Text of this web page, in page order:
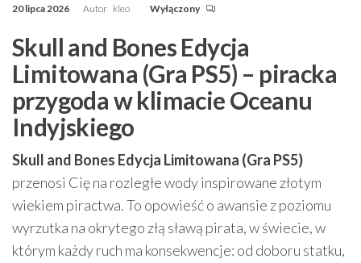
20 lipca 2026 Autor kleo Wyłączony
Skull and Bones Edycja
Limitowana (Gra PS5) – piracka
przygoda w klimacie Oceanu
Indyjskiego
Skull and Bones Edycja Limitowana (Gra PS5)
przenosi Cię na rozległe wody inspirowane złotym
wiekiem piractwa. To opowieść o awansie z poziomu
wyrzutka na okrytego złą sławą pirata, w świecie, w
którym każdy ruch ma konsekwencje: od doboru statku,